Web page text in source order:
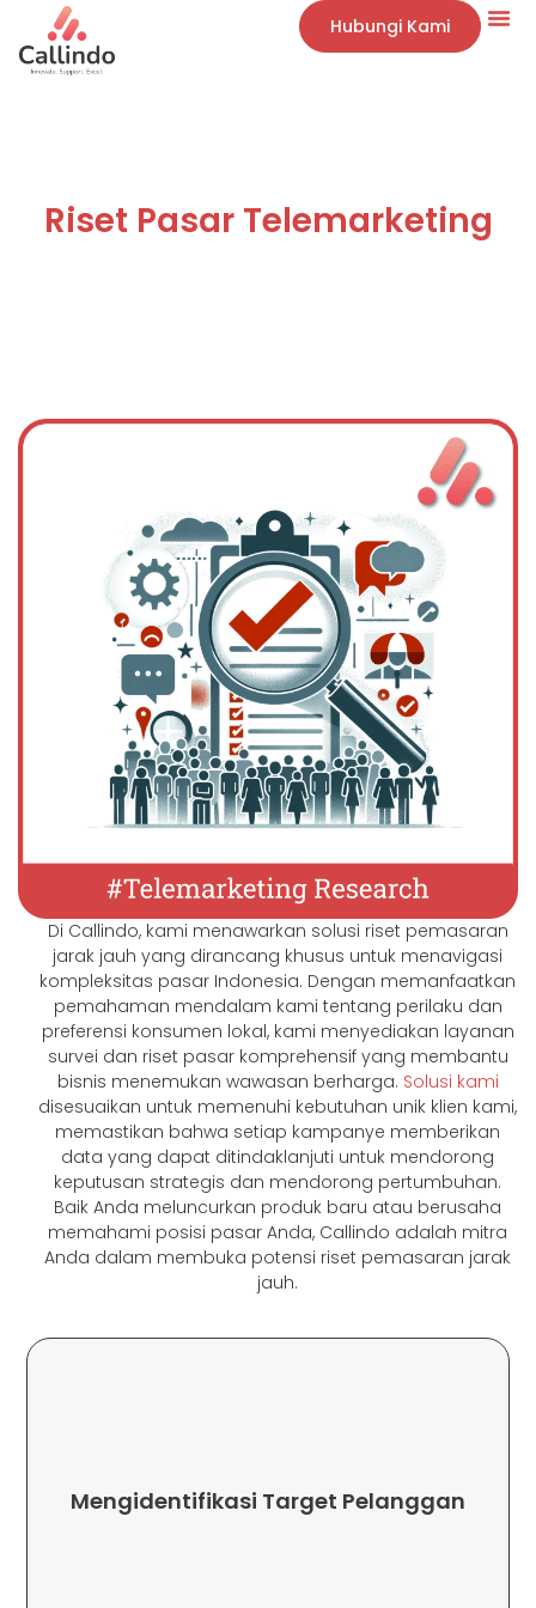
Hubungi Kami
Riset Pasar Telemarketing
Di Callindo, kami menawarkan solusi riset pemasaran
jarak jauh yang dirancang khusus untuk menavigasi
kompleksitas pasar Indonesia. Dengan memanfaatkan
pemahaman mendalam kami tentang perilaku dan
preferensi konsumen lokal, kami menyediakan layanan
survei dan riset pasar komprehensif yang membantu
bisnis menemukan wawasan berharga. Solusi kami
disesuaikan untuk memenuhi kebutuhan unik klien kami,
memastikan bahwa setiap kampanye memberikan
data yang dapat ditindaklanjuti untuk mendorong
keputusan strategis dan mendorong pertumbuhan.
Baik Anda meluncurkan produk baru atau berusaha
memahami posisi pasar Anda, Callindo adalah mitra
Anda dalam membuka potensi riset pemasaran jarak
jauh.
Mengidentifikasi Target Pelanggan
Menggunakan Solusi Pembayaran Seluler
Anda, Mengingat Beragamnya Latar